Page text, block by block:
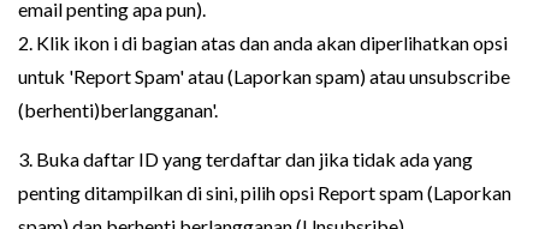
email penting apa pun).
2. Klik ikon i di bagian atas dan anda akan diperlihatkan opsi
untuk 'Report Spam' atau (Laporkan spam) atau unsubscribe
(berhenti)berlangganan'.
3. Buka daftar ID yang terdaftar dan jika tidak ada yang
penting ditampilkan di sini, pilih opsi Report spam (Laporkan